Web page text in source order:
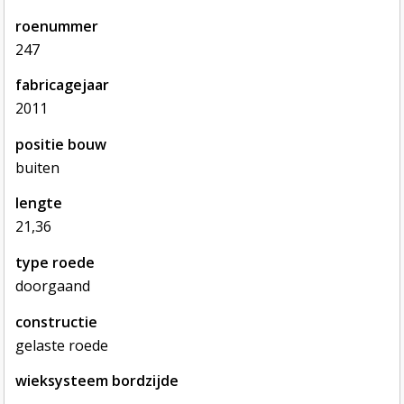
roenummer
247
fabricagejaar
2011
positie bouw
buiten
lengte
21,36
type roede
doorgaand
constructie
gelaste roede
wieksysteem bordzijde